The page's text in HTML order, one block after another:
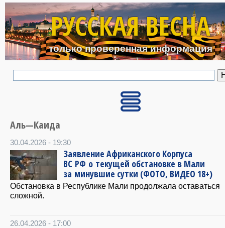
Перейти к основному
РУССКАЯ ВЕСНА
только проверенная информация
Аль—Каида
30.04.2026 - 19:30
Заявление Африканского Корпуса
ВС РФ о текущей обстановке в Мали
за минувшие сутки (ФОТО, ВИДЕО 18+)
Обстановка в Республике Мали продолжала оставаться
сложной.
26.04.2026 - 17:00